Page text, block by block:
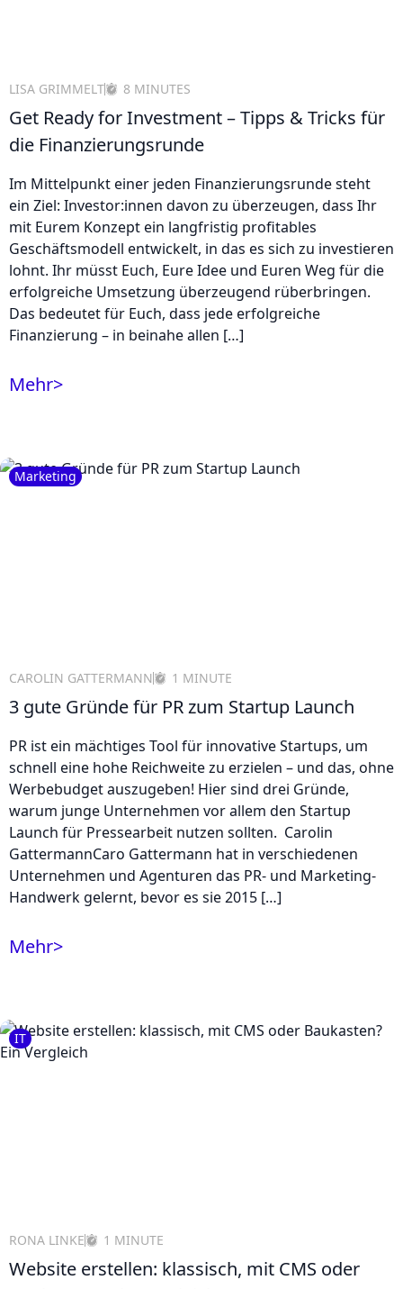
LISA GRIMMELT 8 MINUTES
Get Ready for Investment – Tipps & Tricks für
die Finanzierungsrunde
Im Mittelpunkt einer jeden Finanzierungsrunde steht
ein Ziel: Investor:innen davon zu überzeugen, dass Ihr
mit Eurem Konzept ein langfristig profitables
Geschäftsmodell entwickelt, in das es sich zu investieren
lohnt. Ihr müsst Euch, Eure Idee und Euren Weg für die
erfolgreiche Umsetzung überzeugend rüberbringen.
Das bedeutet für Euch, dass jede erfolgreiche
Finanzierung – in beinahe allen […]
Mehr>
Marketing
CAROLIN GATTERMANN 1 MINUTE
3 gute Gründe für PR zum Startup Launch
PR ist ein mächtiges Tool für innovative Startups, um
schnell eine hohe Reichweite zu erzielen – und das, ohne
Werbebudget auszugeben! Hier sind drei Gründe,
warum junge Unternehmen vor allem den Startup
Launch für Pressearbeit nutzen sollten. Carolin
GattermannCaro Gattermann hat in verschiedenen
Unternehmen und Agenturen das PR- und Marketing-
Handwerk gelernt, bevor es sie 2015 […]
Mehr>
IT
RONA LINKE 1 MINUTE
Website erstellen: klassisch, mit CMS oder